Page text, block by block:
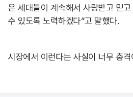
은 세대들이 계속해서 사랑받고 믿
수 있도록 노력하겠다”고 말했다.
시장에서 이런다는 사실이 너무 충격